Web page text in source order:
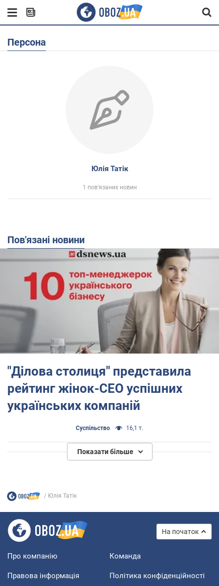
Персона
Юлія Татік
1 пов'язаних новин
Пов'язані новини
"Ділова столиця" представила
рейтинг жінок-СЕО успішних
українських компаній
Суспільство 16,1 т.
Показати більше
Юлія Татік
На початок
Про компанію Команда
Правова інформація Політика конфіденційності